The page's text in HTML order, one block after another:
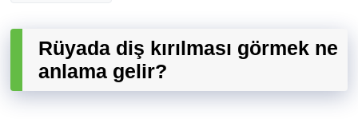
Rüyada diş kırılması görmek ne
anlama gelir?